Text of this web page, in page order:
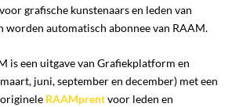
grafische kunstenaars en leden van
worden automatisch abonnee van RAAM.
is een uitgave van Grafiekplatform en
juni, september en december) met een
RAAMprentvoor leden en